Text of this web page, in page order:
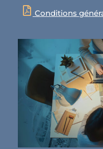
Conditions